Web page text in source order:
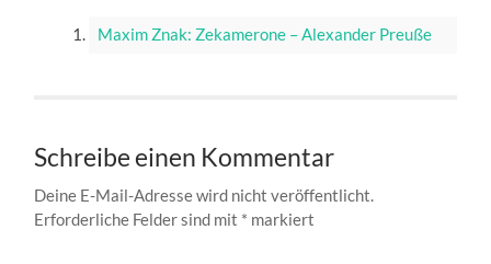
Maxim Znak: Zekamerone – Alexander Preuße
Schreibe einen Kommentar
Deine E-Mail-Adresse wird nicht veröffentlicht.
Erforderliche Felder sind mit * markiert